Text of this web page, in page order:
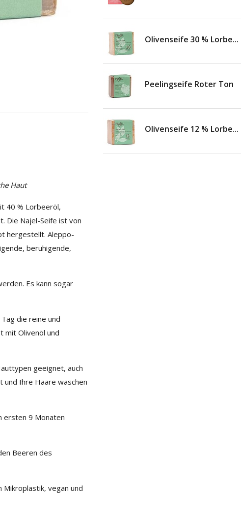
Haut
40 % Lorbeeröl,
Die Najel-Seife ist von
hergestellt. Aleppo-
beruhigende,
Es kann sogar
die reine und
mit Olivenöl und
geeignet, auch
und Ihre Haare waschen
ersten 9 Monaten
Beeren des
vegan und
Olivenseife 30 % Lorbe...
Peelingseife Roter Ton
Olivenseife 12 % Lorbe...